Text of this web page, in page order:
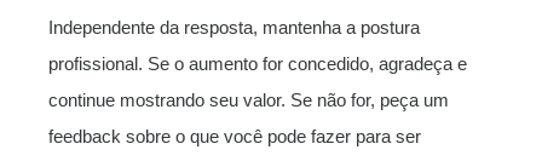
Independente da resposta, mantenha a postura
profissional. Se o aumento for concedido, agradeça e
continue mostrando seu valor. Se não for, peça um
feedback sobre o que você pode fazer para ser